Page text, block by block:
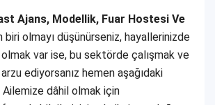
Ajans, Modellik, Fuar Hostesi Ve
biri olmayı düşünürseniz, hayallerinizde
var ise, bu sektörde çalışmak ve
ediyorsanız hemen aşağıdaki
dâhil olmak için